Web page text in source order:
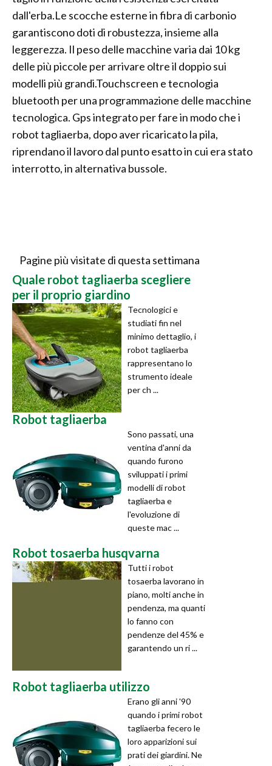
dall'erba.Le scocche esterne in fibra di carbonio
garantiscono doti di robustezza, insieme alla
leggerezza. Il peso delle macchine varia dai 10 kg
delle più piccole per arrivare oltre il doppio sui
modelli più grandi.Touchscreen e tecnologia
bluetooth per una programmazione delle macchine
tecnologica. Gps integrato per fare in modo che i
robot tagliaerba, dopo aver ricaricato la pila,
riprendano il lavoro dal punto esatto in cui era stato
interrotto, in alternativa bussole.
Pagine più visitate di questa settimana
Quale robot tagliaerba scegliere
per il proprio giardino
Tecnologici e
studiati fin nel
minimo dettaglio, i
robot tagliaerba
rappresentano lo
strumento ideale
per ch ...
Robot tagliaerba
Sono passati, una
ventina d'anni da
quando furono
sviluppati i primi
modelli di robot
tagliaerba e
l'evoluzione di
queste mac ...
Robot tosaerba husqvarna
Tutti i robot
tosaerba lavorano in
piano, molti anche in
pendenza, ma quanti
lo fanno con
pendenze del 45% e
garantendo un ri ...
Robot tagliaerba utilizzo
Erano gli anni '90
quando i primi robot
tagliaerba fecero le
loro apparizioni sui
prati dei giardini. Ne